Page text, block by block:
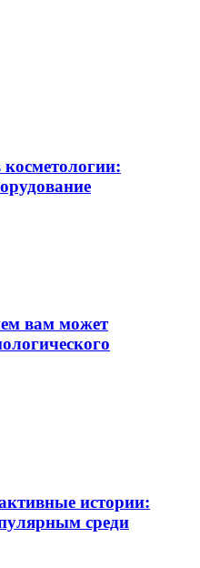
вам может
истории:
среди